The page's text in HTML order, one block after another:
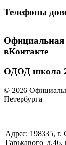
Телефоны
вКонтакте
ОДОД школа
© 2026
Петербурга
Адрес: 198335, г.
Гарькавого, д.46,